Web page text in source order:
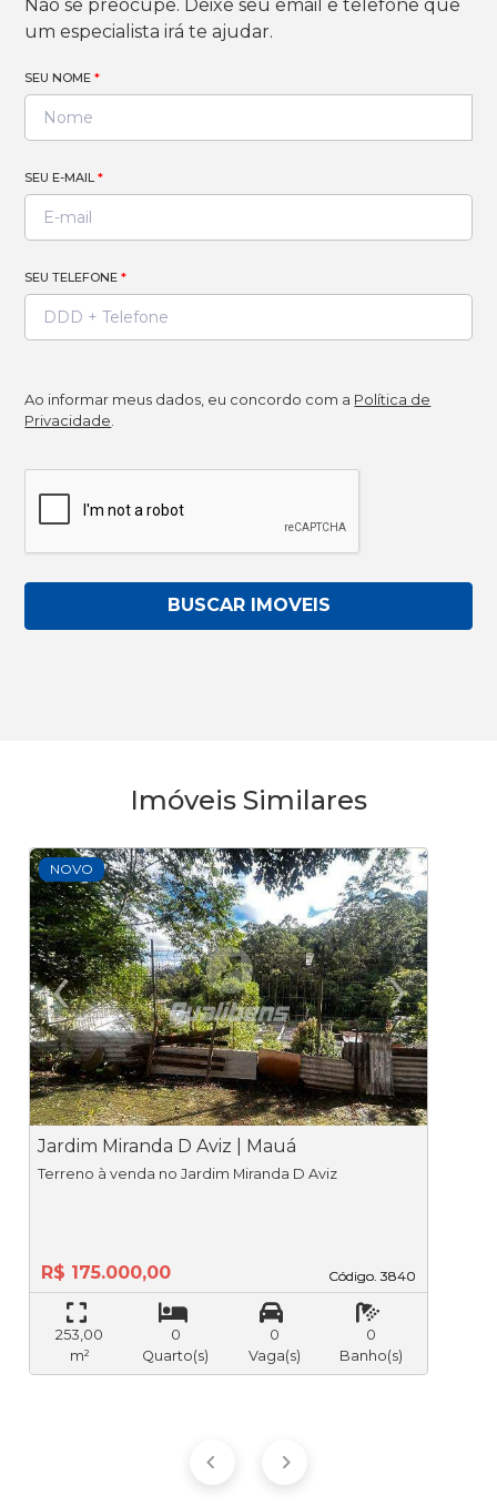
Não se preocupe. Deixe seu email e telefone que
um especialista irá te ajudar.
SEU NOME*
SEU E-MAIL*
SEU TELEFONE*
Ao informar meus dados, eu concordo com a Política de
Privacidade
BUSCAR IMOVEIS
Imóveis Similares
NOVO
‹
Previous
›
Jardim Miranda D Aviz | Mauá
Código. 3840
Código. 3840
Terreno à venda no Jardim Miranda D Aviz
R$ 175.000,00
253,00
m²
0
Quarto(s)
0
Vaga(s)
0
Banho(s)